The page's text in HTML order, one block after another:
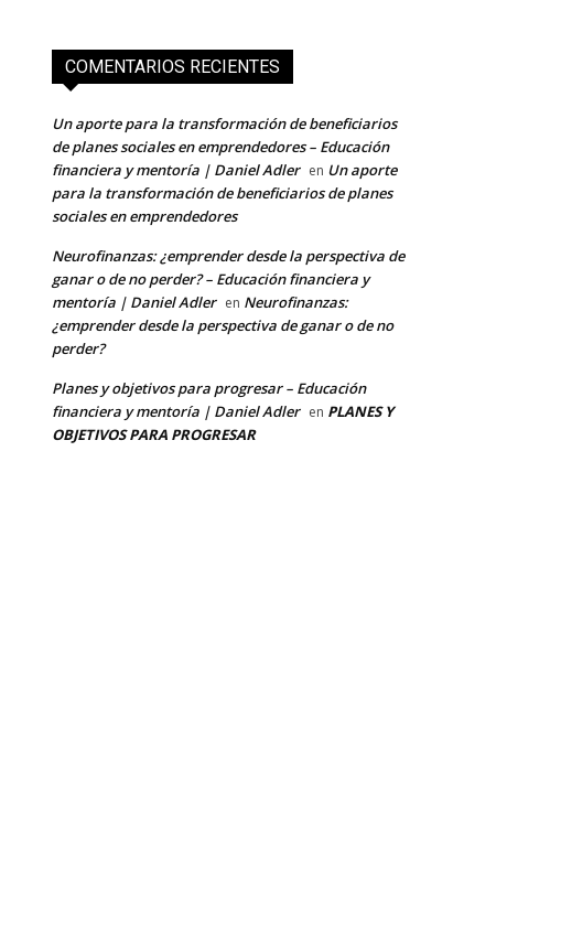
COMENTARIOS RECIENTES
Un aporte para la transformación de beneficiarios
de planes sociales en emprendedores – Educación
financiera y mentoría | Daniel Adler en Un aporte
para la transformación de beneficiarios de planes
sociales en emprendedores
Neurofinanzas: ¿emprender desde la perspectiva de
ganar o de no perder? – Educación financiera y
mentoría | Daniel Adler en Neurofinanzas:
¿emprender desde la perspectiva de ganar o de no
perder?
Planes y objetivos para progresar – Educación
financiera y mentoría | Daniel Adler en PLANES Y
OBJETIVOS PARA PROGRESAR